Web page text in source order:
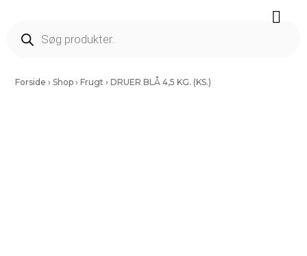
Forside ›Shop ›Frugt ›DRUER BLÅ 4,5 KG. (KS.)